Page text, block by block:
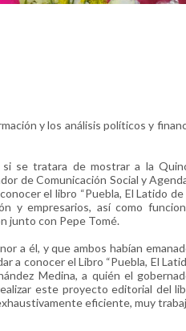
y los análisis políticos y
se tratara de mostrar a la
de Comunicación Social y
el libro “Puebla, El Latido
y empresarios, así como
junto con Pepe Tomé.
a él, y que ambos habían
conocer el Libro “Puebla, El
Medina, a quién el
este proyecto editorial del
eficiente, muy